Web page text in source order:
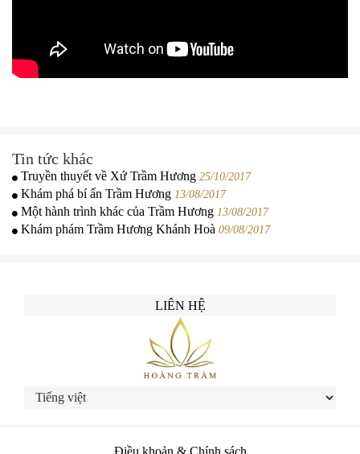
Tin tức khác
Truyền thuyết về Xứ Trầm Hương 25/10/2017
Khám phá bí ẩn Trầm Hương 13/08/2017
Một hành trình khác của Trầm Hương 13/08/2017
Khám phám Trầm Hương Khánh Hoà 09/08/2017
LIÊN HỆ
Điều khoản & Chính sách